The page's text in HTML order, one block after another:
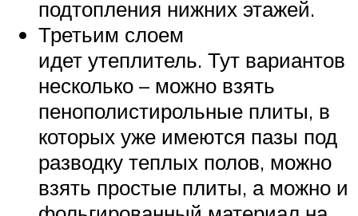
подтопления нижних этажей.
Третьим слоем
идет утеплитель. Тут вариантов
несколько – можно взять
пенополистирольные плиты, в
которых уже имеются пазы под
разводку теплых полов, можно
взять простые плиты, а можно и